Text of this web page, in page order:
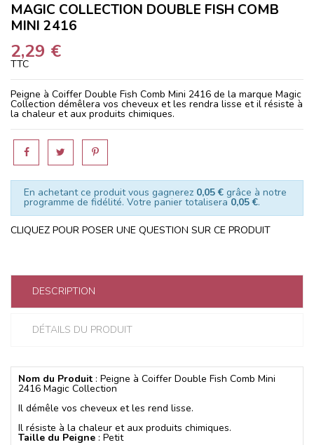
MAGIC COLLECTION DOUBLE FISH COMB
MINI 2416
2,29 €
TTC
Peigne à Coiffer Double Fish Comb Mini 2416 de la marque Magic
Collection démêlera vos cheveux et les rendra lisse et il résiste à
la chaleur et aux produits chimiques.
En achetant ce produit vous gagnerez 0,05 €grâce à notre
programme de fidélité. Votre panier totalisera0,05 €.
CLIQUEZ POUR POSER UNE QUESTION SUR CE PRODUIT
DESCRIPTION
DÉTAILS DU PRODUIT
Nom du Produit : Peigne à Coiffer Double Fish Comb Mini
2416 Magic Collection
Il démêle vos cheveux et les rend lisse.
Il résiste à la chaleur et aux produits chimiques.
Taille du Peigne : Petit